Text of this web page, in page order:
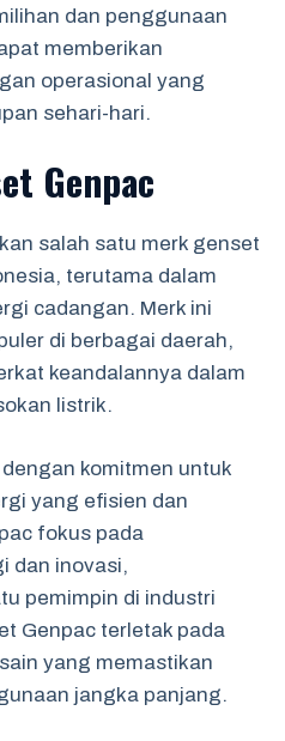
dan penggunaan
memberikan
operasional yang
sehari-hari.
Genpac
salah satu merk genset
terutama dalam
cadangan. Merk ini
di berbagai daerah,
keandalannya dalam
listrik.
komitmen untuk
yang efisien dan
fokus pada
dan inovasi,
pemimpin di industri
Genpac terletak pada
yang memastikan
jangka panjang.